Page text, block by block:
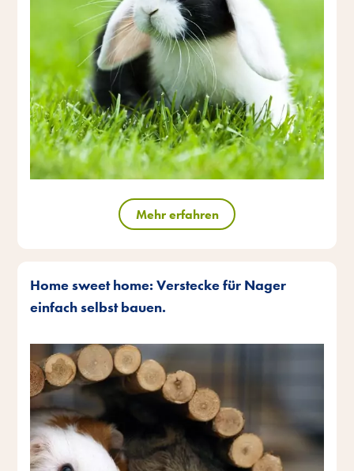
Mehr erfahren
Home sweet home: Verstecke für Nager
einfach selbst bauen.